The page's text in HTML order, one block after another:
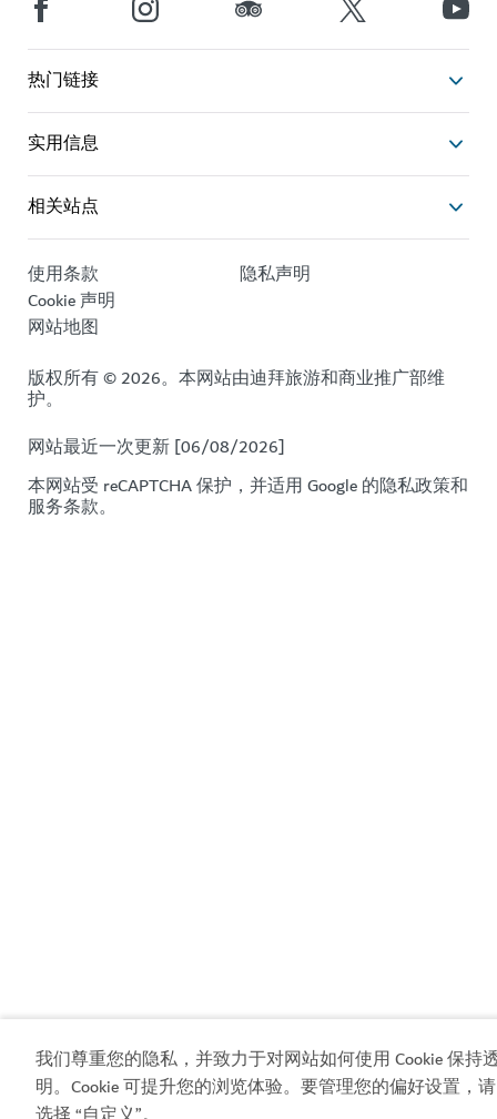
我们尊重您的隐私，并致力于对网站如何使用 Cookie 保持
明。Cookie 可提升您的浏览体验。要管理您的偏好设置，请
热门链接
实用信息
相关站点
使用条款
隐私声明
Cookie 声明
网站地图
版权所有 © 2026。本网站由迪拜旅游和商业推广部维
护。
网站最近一次更新 [06/08/2026]
本网站受 reCAPTCHA 保护，并适用 Google 的隐私政策和
服务条款。